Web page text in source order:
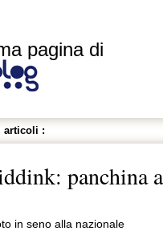
pagina di
articoli :
panchina a
in seno alla nazionale